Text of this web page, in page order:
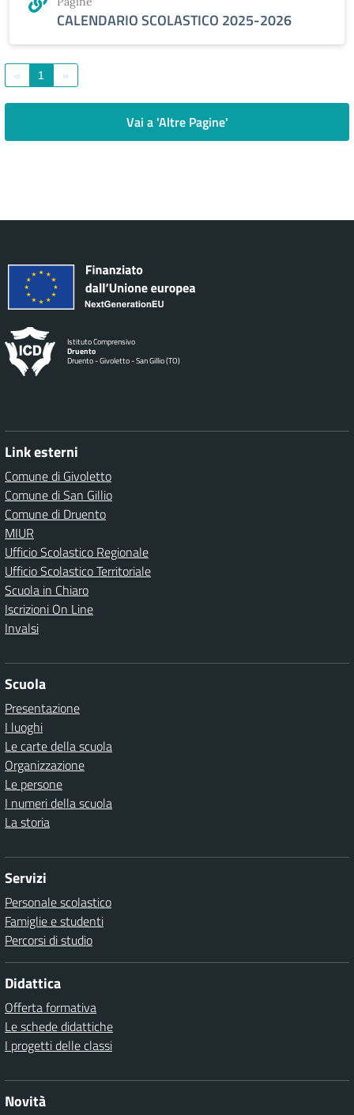
CALENDARIO SCOLASTICO 2025-2026
« 1 »
Vai a 'Altre Pagine'
Istituto Comprensivo
Druento
Druento - Givoletto - San Gillio (TO)
Link esterni
Comune di Givoletto
Comune di San Gillio
Comune di Druento
MIUR
Ufficio Scolastico Regionale
Ufficio Scolastico Territoriale
Scuola in Chiaro
Iscrizioni On Line
Invalsi
Scuola
Presentazione
I luoghi
Le carte della scuola
Organizzazione
Le persone
I numeri della scuola
La storia
Servizi
Personale scolastico
Famiglie e studenti
Percorsi di studio
Didattica
Offerta formativa
Le schede didattiche
I progetti delle classi
Novità